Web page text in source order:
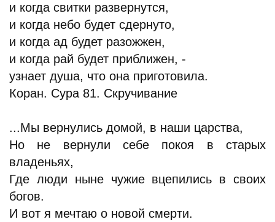
и когда свитки развернутся,
и когда небо будет сдернуто,
и когда ад будет разожжен,
и когда рай будет приближен, -
узнает душа, что она приготовила.
Коран. Сура 81. Скручивание
...Мы вернулись домой, в наши царства,
Но не вернули себе покоя в старых
владеньях,
Где люди ныне чужие вцепились в своих
богов.
И вот я мечтаю о новой смерти.